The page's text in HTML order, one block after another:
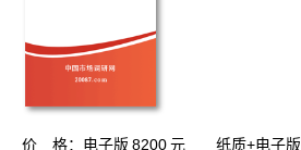
价 格：电子版 8200元 纸质+电子版